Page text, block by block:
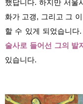
했답니다. 하지만 서울
화가 고갱, 그리고 그
할 수 있게 되었습니다
술사로 들어선 그의 발
있습니다.